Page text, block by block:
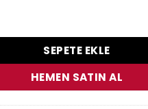
SEPETE EKLE
HEMEN SATIN AL